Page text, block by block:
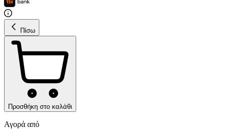
Πίσω
Προσθήκη στο καλάθι
Αγορά από